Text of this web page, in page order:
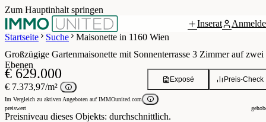
Zum Hauptinhalt springen
Inserat
Startseite
Suche Maisonette in 1160 Wien
/ 21Grundriss
Großzügige Gartenmaisonette mit Sonnenterrasse 3 Zimmer auf zwei
Ebenen
€ 629.000
€ 7.373,97/m²
Im Vergleich zu aktiven Angeboten auf IMMOunited.com
preiswert
Preisniveau dieses Objekts: durchschnittlich.
Preis-Check
Exposé